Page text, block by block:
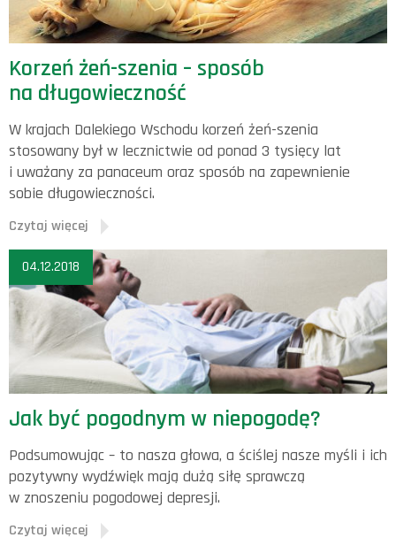
Korzeń żeń-szenia – sposób
na długowieczność
W krajach Dalekiego Wschodu korzeń żeń-szenia
stosowany był w lecznictwie od ponad 3 tysięcy lat
i uważany za panaceum oraz sposób na zapewnienie
sobie długowieczności.
Czytaj więcej
04.12.2018
Jak być pogodnym w niepogodę?
Podsumowując – to nasza głowa, a ściślej nasze myśli i ich
pozytywny wydźwięk mają dużą siłę sprawczą
w znoszeniu pogodowej depresji.
Czytaj więcej